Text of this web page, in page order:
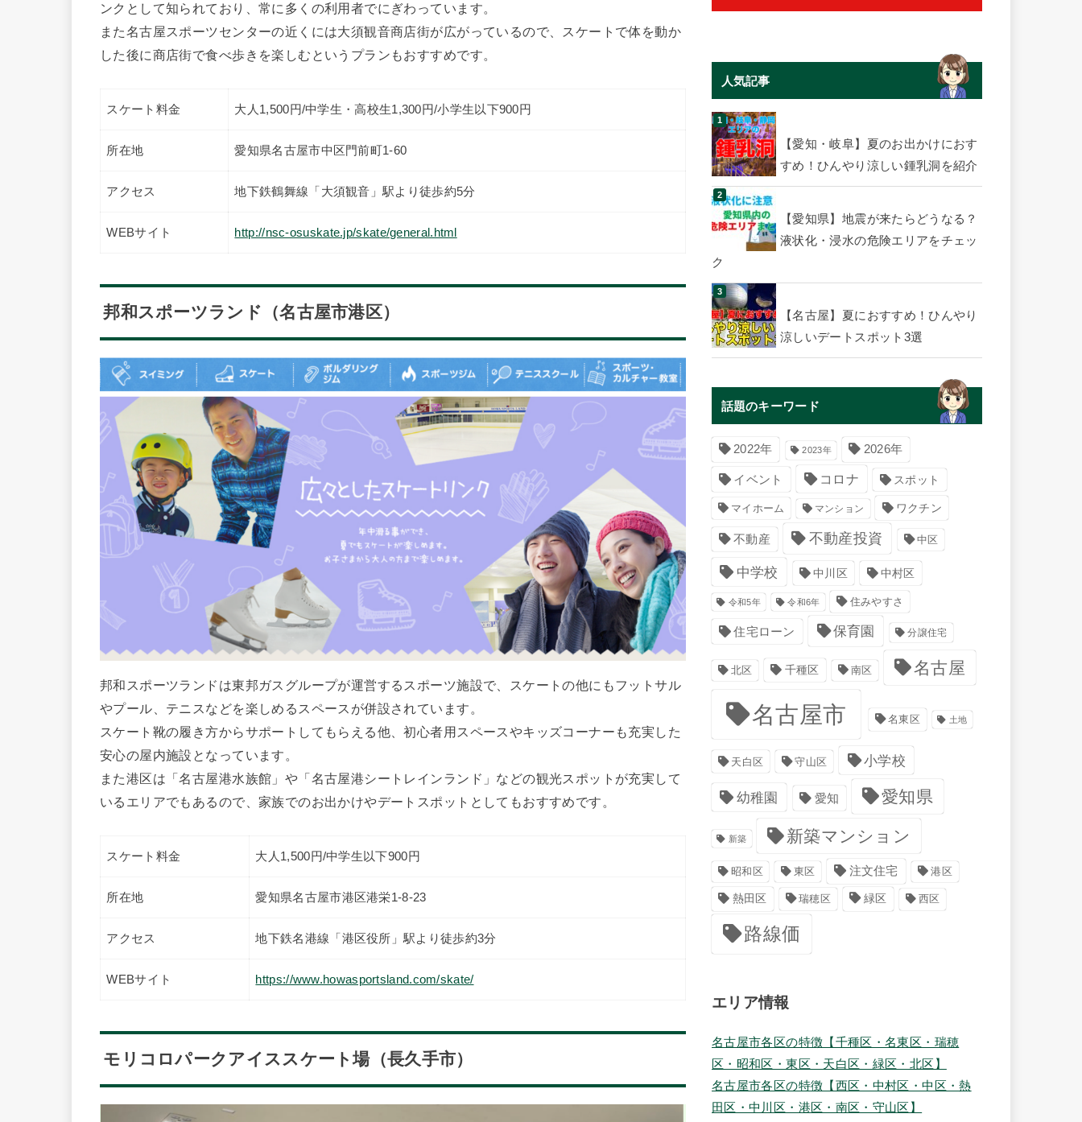
ンクとして知られており、常に多くの利用者でにぎわっています。
また名古屋スポーツセンターの近くには大須観音商店街が広がっているので、スケートで体を動か
した後に商店街で食べ歩きを楽しむというプランもおすすめです。
スケート料金 大人1,500円/中学生・高校生1,300円/小学生以下900円
所在地 愛知県名古屋市中区門前町1-60
アクセス 地下鉄鶴舞線「大須観音」駅より徒歩約5分
WEBサイト http://nsc-osuskate.jp/skate/general.html
邦和スポーツランド（名古屋市港区）
邦和スポーツランドは東邦ガスグループが運営するスポーツ施設で、スケートの他にもフットサル
やプール、テニスなどを楽しめるスペースが併設されています。
スケート靴の履き方からサポートしてもらえる他、初心者用スペースやキッズコーナーも充実した
安心の屋内施設となっています。
また港区は「名古屋港水族館」や「名古屋港シートレインランド」などの観光スポットが充実して
いるエリアでもあるので、家族でのお出かけやデートスポットとしてもおすすめです。
スケート料金 大人1,500円/中学生以下900円
所在地 愛知県名古屋市港区港栄1-8-23
アクセス 地下鉄名港線「港区役所」駅より徒歩約3分
WEBサイト https://www.howasportsland.com/skate/
モリコロパークアイススケート場（長久手市）
人気記事
【愛知・岐阜】夏のお出かけにおす
すめ！ひんやり涼しい鍾乳洞を紹介
【愛知県】地震が来たらどうなる？
液状化・浸水の危険エリアをチェッ
ク
【名古屋】夏におすすめ！ひんやり
涼しいデートスポット3選
話題のキーワード
2022年 2023年 2026年
イベント コロナ スポット
マイホーム マンション ワクチン
不動産 不動産投資 中区
中学校 中川区 中村区
令和5年 令和6年 住みやすさ
住宅ローン 保育園 分譲住宅
北区 千種区 南区 名古屋
名古屋市 名東区 土地
天白区 守山区 小学校
幼稚園 愛知 愛知県
新築 新築マンション
昭和区 東区 注文住宅 港区
熱田区 瑞穂区 緑区 西区
路線価
エリア情報
名古屋市各区の特徴【千種区・名東区・瑞穂
区・昭和区・東区・天白区・緑区・北区】
名古屋市各区の特徴【西区・中村区・中区・熱
田区・中川区・港区・南区・守山区】